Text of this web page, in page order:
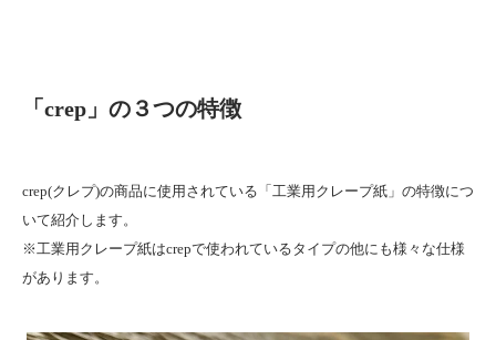
「crep」の３つの特徴
crep(クレプ)の商品に使用されている「工業用クレープ紙」の特徴につ
いて紹介します。
※工業用クレープ紙はcrepで使われているタイプの他にも様々な仕様
があります。